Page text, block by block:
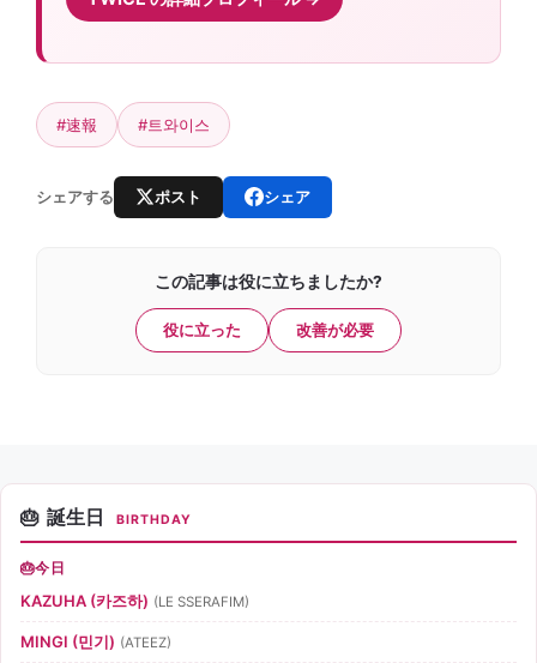
#速報 #트와이스
シェアする ポスト シェア
この記事は役に立ちましたか?
役に立った 改善が必要
誕生日 BIRTHDAY
今日
KAZUHA (카즈하) (LE SSERAFIM)
MINGI (민기) (ATEEZ)